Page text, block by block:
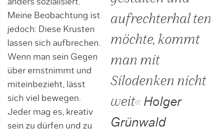
aufrechterhal ten
möchte, kommt
man mit
Silodenken nicht
weit« Holger
Grünwald
anders sozialisiert.
Meine Beobachtung ist
jedoch: Diese Krusten
lassen sich aufbrechen.
Wenn man sein Gegen
über ernstnimmt und
miteinbezieht, lässt
sich viel bewegen.
Jeder mag es, kreativ
sein zu dürfen und zu